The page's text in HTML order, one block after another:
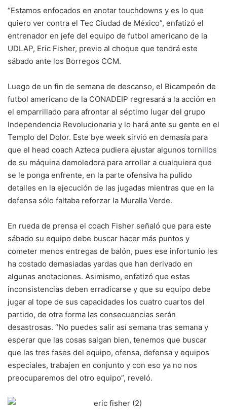
“Estamos enfocados en anotar touchdowns y es lo que
quiero ver contra el Tec Ciudad de México”, enfatizó el
entrenador en jefe del equipo de futbol americano de la
UDLAP, Eric Fisher, previo al choque que tendrá este
sábado ante los Borregos CCM.
Luego de un fin de semana de descanso, el Bicampeón de
futbol americano de la CONADEIP regresará a la acción en
el emparrillado para afrontar al séptimo lugar del grupo
Independencia Revolucionaria y lo hará ante su gente en el
Templo del Dolor. Este bye week sirvió en demasía para
que el head coach Azteca pudiera ajustar algunos tornillos
de su máquina demoledora para arrollar a cualquiera que
se le ponga enfrente, en la parte ofensiva ha pulido
detalles en la ejecución de las jugadas mientras que en la
defensa sólo faltaba reforzar la Muralla Verde.
En rueda de prensa el coach Fisher señaló que para este
sábado su equipo debe buscar hacer más puntos y
cometer menos entregas de balón, pues ese infortunio les
ha costado demasiadas yardas que han derivado en
algunas anotaciones. Asimismo, enfatizó que estas
inconsistencias deben erradicarse y que su equipo debe
jugar al tope de sus capacidades los cuatro cuartos del
partido, de otra forma las consecuencias serán
desastrosas. “No puedes salir así semana tras semana y
esperar que las cosas salgan bien, tenemos que buscar
que las tres fases del equipo, ofensa, defensa y equipos
especiales, trabajen en conjunto y con eso ya no nos
preocuparemos del otro equipo”, reveló.